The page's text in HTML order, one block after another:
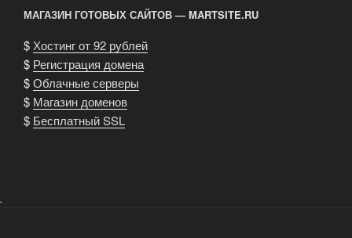
МАГАЗИН ГОТОВЫХ САЙТОВ — MARTSITE.RU
$ Хостинг от 92 рублей
$ Регистрация домена
$Облачные серверы
$ Магазин доменов
$ Бесплатный SSL
.